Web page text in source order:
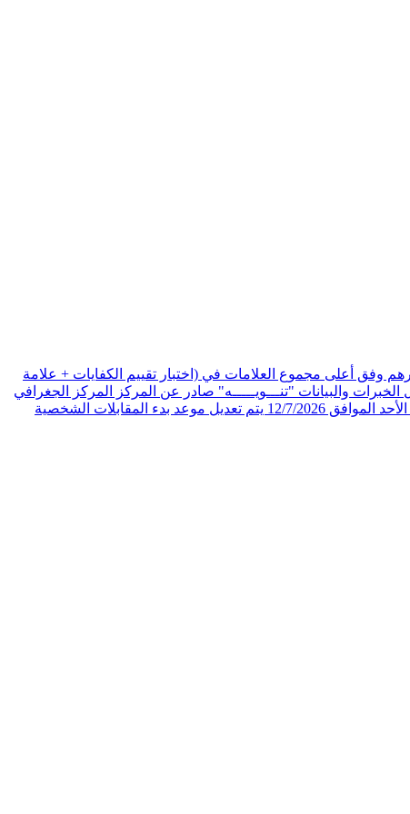
وفق أعلى مجموع العلامات في (اختبار تقييم الكفايات + علامة
والبيانات "تنـــويـــــه" صادر عن المركز المركز الجغرافي
الملكي الاردني لاحقاً لإعلان المقابلات الشخصية لوظيفة "فني ثالث" الصادر عن المركز الجغرافي الملكي الاردني على صفحته الرسمية يوم الأحد الموافق 12/7/2026 يتم تعديل موعد بدء المقابلات الشخصية